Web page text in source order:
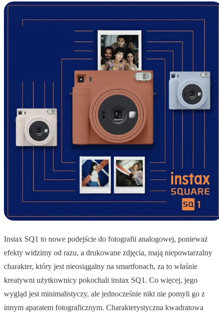
Instax SQ1 to nowe podejście do fotografii analogowej, ponieważ
efekty widzimy od razu, a drukowane zdjęcia, mają niepowtarzalny
charakter, który jest nieosiągalny na smartfonach, za to właśnie
kreatywni użytkownicy pokochali instax SQ1. Co więcej, jego
wygląd jest minimalistyczy, ale jednocześnie nikt nie pomyli go z
innym aparatem fotograficznym. Charakterystyczna kwadratowa